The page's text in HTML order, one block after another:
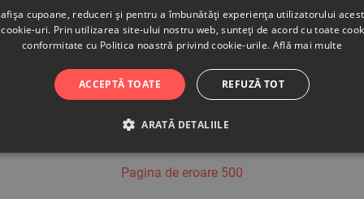
500
Pagina de eroare 500
cupoane, reduceri și pentru a îmbunătăți experiența utilizatorului
uri. Prin utilizarea site-ului nostru web, sunteți de acord cu toate
conformitate cu Politica noastră privind cookie-urile. Află mai multe
ACCEPTĂ TOATE REFUZĂ TOT
ARATĂ DETALIILE